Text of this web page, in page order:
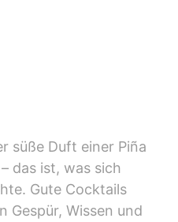
süße Duft einer Piña
das ist, was sich
Gute Cocktails
Gespür, Wissen und